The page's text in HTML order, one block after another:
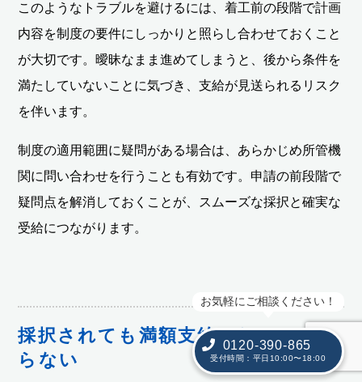
お気軽にご相談ください！
0120-390-865
受付時間：平日10:00〜18:00
このようなトラブルを避けるには、着工前の段階で計画
内容を制度の要件にしっかりと照らし合わせておくこと
が大切です。曖昧なまま進めてしまうと、後から条件を
満たしていないことに気づき、支給が見送られるリスク
を伴います。
制度の適用範囲に疑問がある場合は、あらかじめ所管機
関に問い合わせを行うことも有効です。申請の前段階で
疑問点を解消しておくことが、スムーズな採択と確実な
受給につながります。
採択されても満額支給されるとは限
らない